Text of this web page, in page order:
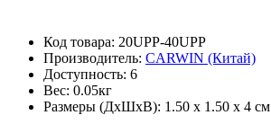
Код товара: 20UPP-40UPP
Производитель: CARWIN (Китай)
Доступность: 6
Вес: 0.05кг
Размеры (ДxШxВ): 1.50 x 1.50 x 4 см